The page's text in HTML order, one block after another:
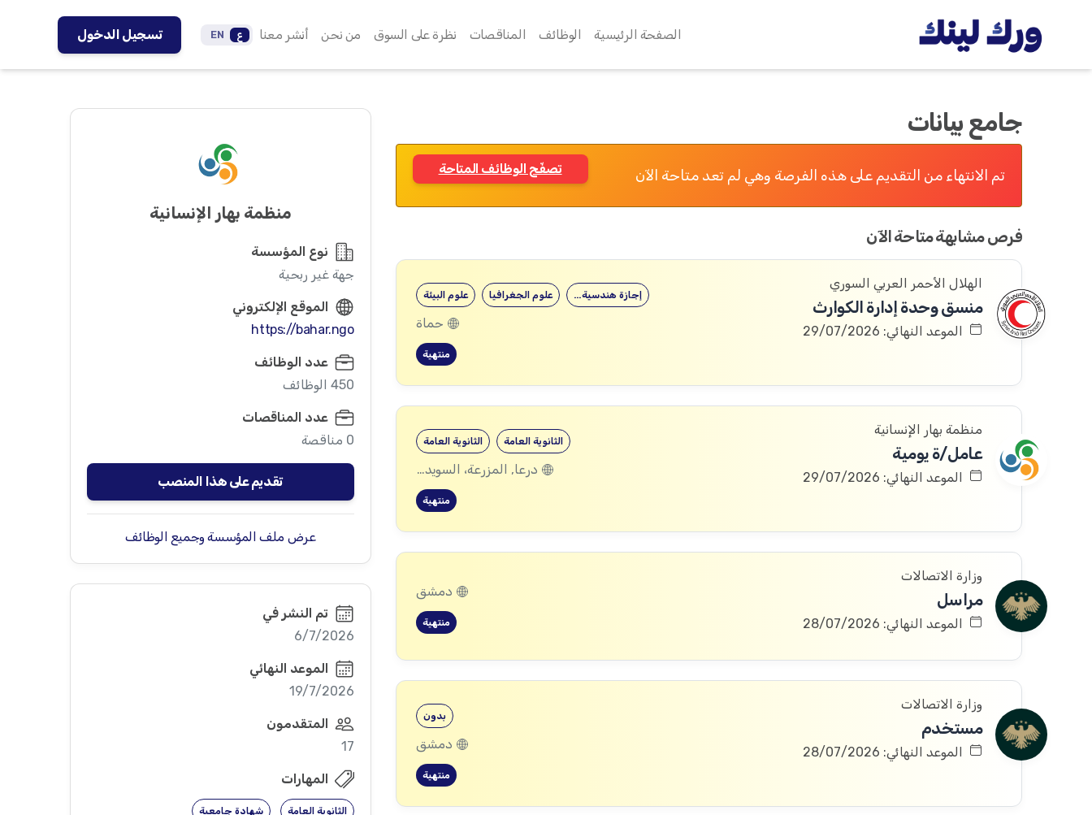
الصفحة الرئيسية الوظائف المناقصات نظرة على السوق من نحن أنشر معنا ع EN تسجيل الدخول
جامع بيانات
تم الانتهاء من التقديم على هذه الفرصة وهي لم تعد متاحة الآن تصفّح الوظائف المتاحة
فرص مشابهة متاحة الآن
الهلال الأحمر العربي السوري
منسق وحدة إدارة الكوارث
الموعد النهائي: 29/07/2026
علوم البيئة علوم الجغرافيا إجازة هندسية…
حماة
منتهية
منظمة بهار الإنسانية
عامل/ة يومية
الموعد النهائي: 29/07/2026
الثانوية العامة الثانوية العامة
درعا, المزرعة، السويداء
منتهية
وزارة الاتصالات
مراسل
الموعد النهائي: 28/07/2026
دمشق
منتهية
وزارة الاتصالات
مستخدم
الموعد النهائي: 28/07/2026
بدون
دمشق
منتهية
منظمة بهار الإنسانية
نوع المؤسسة
جهة غير ربحية
الموقع الإلكتروني
https://bahar.ngo
عدد الوظائف
450 الوظائف
عدد المناقصات
0 مناقصة
تقديم على هذا المنصب
عرض ملف المؤسسة وجميع الوظائف
تم النشر في
6/7/2026
الموعد النهائي
19/7/2026
المتقدمون
17
المهارات
الثانوية العامة شهادة جامعية